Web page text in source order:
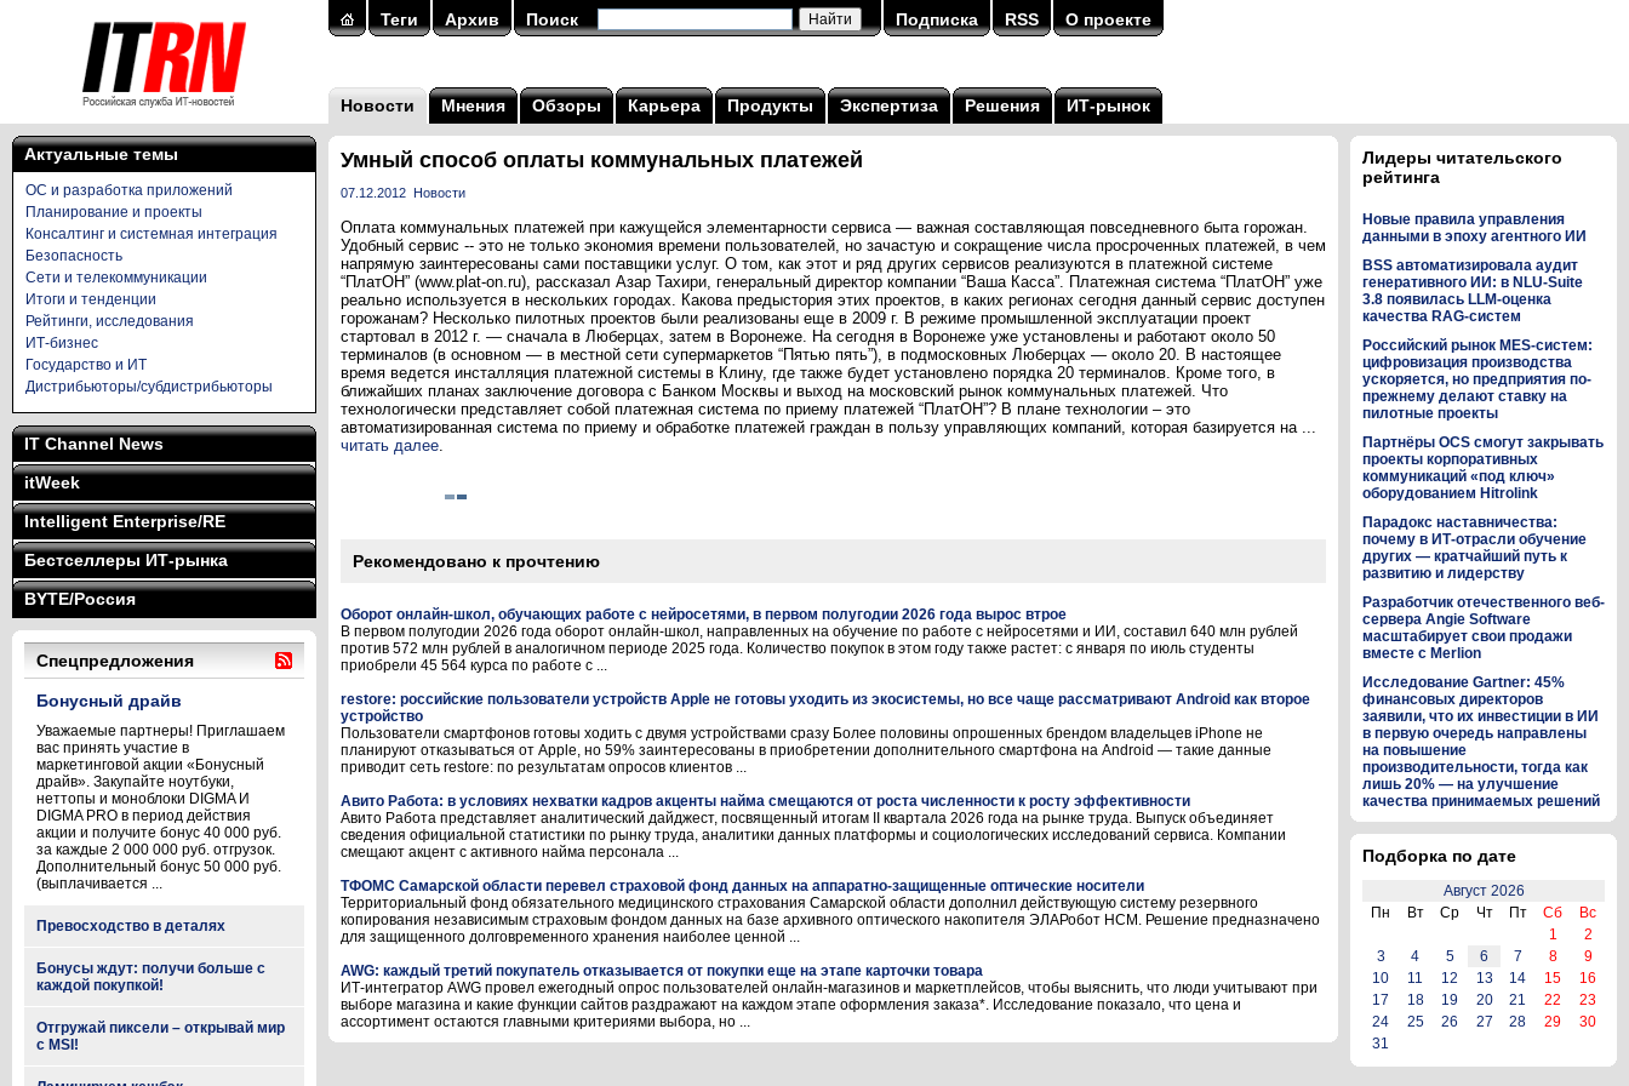
Теги Архив Поиск Подписка RSS О проекте
Новости Мнения Обзоры Карьера Продукты Экспертиза Решения ИТ-рынок
Актуальные темы
ОС и разработка приложений
Планирование и проекты
Консалтинг и системная интеграция
Безопасность
Сети и телекоммуникации
Итоги и тенденции
Рейтинги, исследования
ИТ-бизнес
Государство и ИТ
Дистрибьюторы/субдистрибьюторы
IT Channel News
itWeek
Intelligent Enterprise/RE
Бестселлеры ИТ-рынка
BYTE/Россия
Спецпредложения
Бонусный драйв
Уважаемые партнеры! Приглашаем
вас принять участие в
маркетинговой акции «Бонусный
драйв». Закупайте ноутбуки,
неттопы и моноблоки DIGMA И
DIGMA PRO в период действия
акции и получите бонус 40 000 руб.
за каждые 2 000 000 руб. отгрузок.
Дополнительный бонус 50 000 руб.
(выплачивается ...
Превосходство в деталях
Бонусы ждут: получи больше с
каждой покупкой!
Отгружай пиксели – открывай мир
с MSI!
Умный способ оплаты коммунальных платежей
07.12.2012 Новости
Оплата коммунальных платежей при кажущейся элементарности сервиса — важная составляющая повседневного быта горожан.
Удобный сервис -- это не только экономия времени пользователей, но зачастую и сокращение числа просроченных платежей, в чем
напрямую заинтересованы сами поставщики услуг. О том, как этот и ряд других сервисов реализуются в платежной системе
“ПлатОН” (www.plat-on.ru), рассказал Азар Тахири, генеральный директор компании “Ваша Касса”. Платежная система “ПлатОН” уже
реально используется в нескольких городах. Какова предыстория этих проектов, в каких регионах сегодня данный сервис доступен
горожанам? Несколько пилотных проектов были реализованы еще в 2009 г. В режиме промышленной эксплуатации проект
стартовал в 2012 г. — сначала в Люберцах, затем в Воронеже. На сегодня в Воронеже уже установлены и работают около 50
терминалов (в основном — в местной сети супермаркетов “Пятью пять”), в подмосковных Люберцах — около 20. В настоящее
время ведется инсталляция платежной системы в Клину, где также будет установлено порядка 20 терминалов. Кроме того, в
ближайших планах заключение договора с Банком Москвы и выход на московский рынок коммунальных платежей. Что
технологически представляет собой платежная система по приему платежей “ПлатОН”? В плане технологии – это
автоматизированная система по приему и обработке платежей граждан в пользу управляющих компаний, которая базируется на ...
читать далее.
Рекомендовано к прочтению
Оборот онлайн-школ, обучающих работе с нейросетями, в первом полугодии 2026 года вырос втрое
В первом полугодии 2026 года оборот онлайн-школ, направленных на обучение по работе с нейросетями и ИИ, составил 640 млн рублей
против 572 млн рублей в аналогичном периоде 2025 года. Количество покупок в этом году также растет: с января по июль студенты
приобрели 45 564 курса по работе с ...
restore: российские пользователи устройств Apple не готовы уходить из экосистемы, но все чаще рассматривают Android как второе
устройство
Пользователи смартфонов готовы ходить с двумя устройствами сразу Более половины опрошенных брендом владельцев iPhone не
планируют отказываться от Apple, но 59% заинтересованы в приобретении дополнительного смартфона на Android — такие данные
приводит сеть restore: по результатам опросов клиентов ...
Авито Работа: в условиях нехватки кадров акценты найма смещаются от роста численности к росту эффективности
Авито Работа представляет аналитический дайджест, посвященный итогам II квартала 2026 года на рынке труда. Выпуск объединяет
сведения официальной статистики по рынку труда, аналитики данных платформы и социологических исследований сервиса. Компании
смещают акцент с активного найма персонала ...
ТФОМС Самарской области перевел страховой фонд данных на аппаратно-защищенные оптические носители
Территориальный фонд обязательного медицинского страхования Самарской области дополнил действующую систему резервного
копирования независимым страховым фондом данных на базе архивного оптического накопителя ЭЛАРобот НСМ. Решение предназначено
для защищенного долговременного хранения наиболее ценной ...
AWG: каждый третий покупатель отказывается от покупки еще на этапе карточки товара
ИТ-интегратор AWG провел ежегодный опрос пользователей онлайн-магазинов и маркетплейсов, чтобы выяснить, что люди учитывают при
выборе магазина и какие функции сайтов раздражают на каждом этапе оформления заказа*. Исследование показало, что цена и
ассортимент остаются главными критериями выбора, но ...
Лидеры читательского
рейтинга
Новые правила управления
данными в эпоху агентного ИИ
BSS автоматизировала аудит
генеративного ИИ: в NLU-Suite
3.8 появилась LLM-оценка
качества RAG-систем
Российский рынок MES-систем:
цифровизация производства
ускоряется, но предприятия по-
прежнему делают ставку на
пилотные проекты
Партнёры OCS смогут закрывать
проекты корпоративных
коммуникаций «под ключ»
оборудованием Hitrolink
Парадокс наставничества:
почему в ИТ-отрасли обучение
других — кратчайший путь к
развитию и лидерству
Разработчик отечественного веб-
сервера Angie Software
масштабирует свои продажи
вместе с Merlion
Исследование Gartner: 45%
финансовых директоров
заявили, что их инвестиции в ИИ
в первую очередь направлены
на повышение
производительности, тогда как
лишь 20% — на улучшение
качества принимаемых решений
Подборка по дате
Август 2026
Пн
Вт Ср Чт Пт Сб
Вс
1
2
3
4 5 6 7 8
9
10
11 12 13 14 15
16
17
18 19 20 21 22
23
24
25 26 27 28 29
30
31